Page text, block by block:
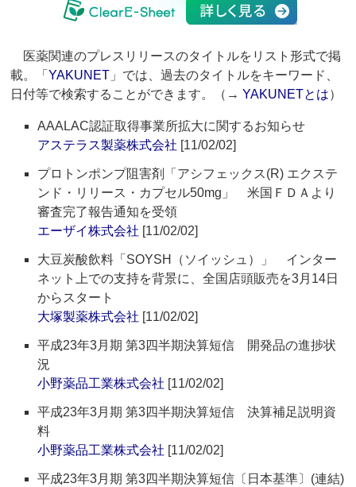
医薬関連のプレスリリースのタイトルをリスト形式で掲
載。「YAKUNET 」では、過去のタイトルをキーワード、
日付等で検索することができます。（→YAKUNETとは）
AAALAC認証取得事業所拡大に関するお知らせ
アステラス製薬株式会社 [11/02/02]
プロトンポンプ阻害剤「アシフェックス(R) エクステ
ンド・リリース・カプセル50mg」 米国ＦＤＡより
審査完了報告通知を受領
エーザイ株式会社 [11/02/02]
大豆炭酸飲料「SOYSH（ソイッシュ）」 インター
ネット上での支持を背景に、全国店頭販売を3月14日
からスタート
大塚製薬株式会社 [11/02/02]
平成23年3月期 第3四半期決算短信 開発品の進捗状
況
小野薬品工業株式会社 [11/02/02]
平成23年3月期 第3四半期決算短信 決算補足説明資
料
小野薬品工業株式会社 [11/02/02]
平成23年3月期 第3四半期決算短信〔日本基準〕(連結)